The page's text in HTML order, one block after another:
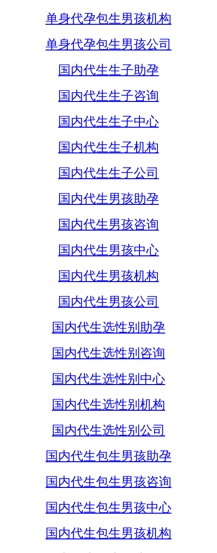
单身代孕包生男孩机构
单身代孕包生男孩公司
国内代生生子助孕
国内代生生子咨询
国内代生生子中心
国内代生生子机构
国内代生生子公司
国内代生男孩助孕
国内代生男孩咨询
国内代生男孩中心
国内代生男孩机构
国内代生男孩公司
国内代生选性别助孕
国内代生选性别咨询
国内代生选性别中心
国内代生选性别机构
国内代生选性别公司
国内代生包生男孩助孕
国内代生包生男孩咨询
国内代生包生男孩中心
国内代生包生男孩机构